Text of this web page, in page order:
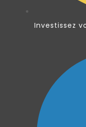
Investissez